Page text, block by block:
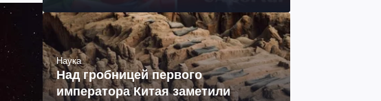
Наука
Над гробницей первого
императора Китая заметили